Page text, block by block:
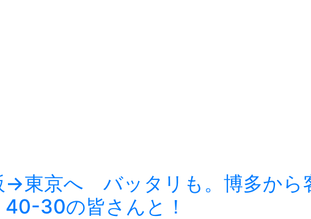
→東京へ バッタリも。博多から
40-30の皆さんと！